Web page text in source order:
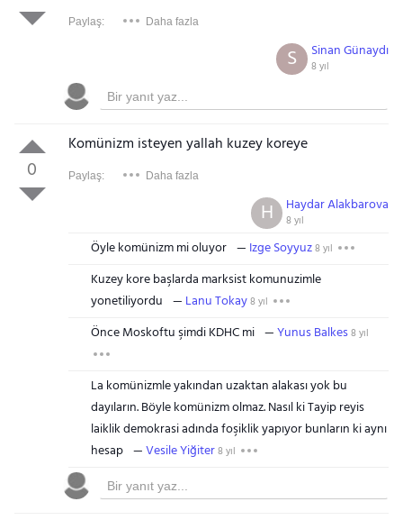
Paylaş: Daha fazla
Sinan Günaydı
8 yıl
S
0
Komünizm isteyen yallah kuzey koreye
Paylaş: Daha fazla
Haydar Alakbarova
8 yıl
H
Öyle komünizm mi oluyor Izge Soyyuz8 yıl
Kuzey kore başlarda marksist komunuzimle
yonetiliyordu
Lanu Tokay8 yıl
Önce Moskoftu şimdi KDHC mi Yunus Balkes8 yıl
La komünizmle yakından uzaktan alakası yok bu
dayıların. Böyle komünizm olmaz. Nasıl ki Tayip reyis
laiklik demokrasi adında foşiklik yapıyor bunların ki aynı
hesap
Vesile Yiğiter8 yıl